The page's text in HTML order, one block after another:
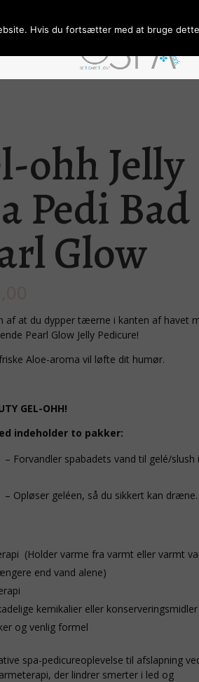
ohh Jelly
Pedi Bad
Glow
af at du dypper tæerne i kanten af ​​havet
Pearl Glow Jelly Pedicure!
Aloe-aroma vil løfte dit humør.
GEL-OHH!
indeholder to pakker:
– Forvandler spabadets vand til gelé/slush
– Opløser geléen, så du sikkert kan dræne.
(Holder varme fra varmt eller varmt
end vand alene)
kemikalier eller konserveringsmidler
og venlig formel
spa-pedicureoplevelse til afslapning
der lindrer smerter i led og
Hvis du fortsætter med at bruge